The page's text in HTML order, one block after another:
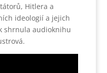
Hitlera a
ideologií a jejich
shrnula audioknihu